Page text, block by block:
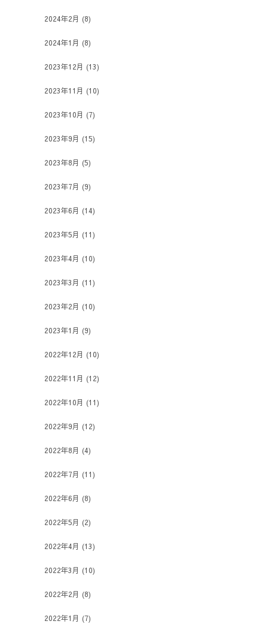
2024年2月 (8)
2024年1月 (8)
2023年12月 (13)
2023年11月 (10)
2023年10月 (7)
2023年9月 (15)
2023年8月 (5)
2023年7月 (9)
2023年6月 (14)
2023年5月 (11)
2023年4月 (10)
2023年3月 (11)
2023年2月 (10)
2023年1月 (9)
2022年12月 (10)
2022年11月 (12)
2022年10月 (11)
2022年9月 (12)
2022年8月 (4)
2022年7月 (11)
2022年6月 (8)
2022年5月 (2)
2022年4月 (13)
2022年3月 (10)
2022年2月 (8)
2022年1月 (7)